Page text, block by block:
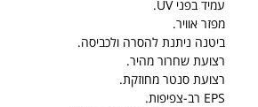
עמיד בפני UV.
מפזר אוויר.
ביטנה ניתנת להסרה ולכביסה.
רצועת שחרור מהיר.
רצועת סנטר מחוזקת.
EPS רב-צפיפות.